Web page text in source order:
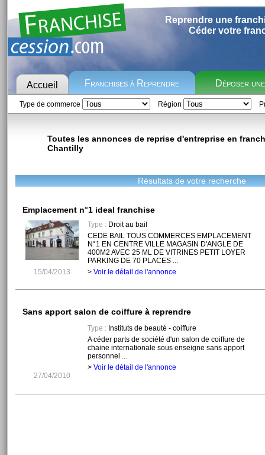
Reprendre une
Céder votre
Accueil Franchises à Reprendre Déposer
Type de commerce Région
Toutes les annonces de reprise d'entreprise en
Chantilly
Résultats de votre recherche
Emplacement n°1 ideal franchise
15/04/2013
Type :Droit au bail
CEDE BAIL TOUS COMMERCES EMPLACEMENT
N°1 EN CENTRE VILLE MAGASIN D'ANGLE DE
400M2 AVEC 25 ML DE VITRINES PETIT LOYER
PARKING DE 70 PLACES ...
> Voir le détail de l'annonce
Sans apport salon de coiffure à reprendre
27/04/2010
Type :Instituts de beauté - coiffure
A céder parts de société d'un salon de coiffure de
chaine internationale sous enseigne sans apport
personnel ...
> Voir le détail de l'annonce